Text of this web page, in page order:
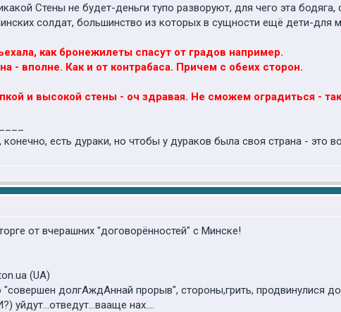
Стены не будет-деньги тупо разворуют, для чего эта
солдат, большинство из которых в сущности ещё дети-для
как бронежилеты спасут от градов например.
- вполне. Как и от контрабаса. Причем с обеих сторон.
и высокой стены - оч здравая. Не сможем оградиться -
есть дураки, но чтобы у дураков была своя страна - это
от вчерашних "договорённостей" с Минске!
(UA)
"совершен долгАждАннай прорыв", стороны,грить, продвинулися
уйдут...отведут...вааще нах....